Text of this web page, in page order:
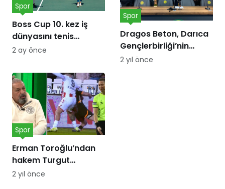
Boss Cup 10. kez iş
dünyasını tenis
kortunda
Spor
2 ay önce
Dragos Beton, Darıca
Gençlerbirliği’nin
forma göğüs
Spor
2 yıl önce
Erman Toroğlu’ndan
hakem Turgut
Doman’a ‘Barış Alper
Spor
2 yıl önce